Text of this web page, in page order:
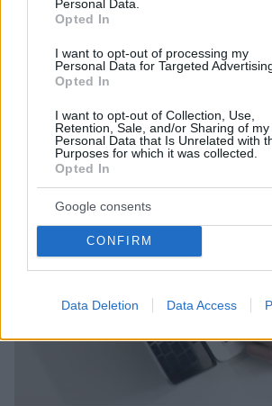
Personal Data.
Opted In
I want to opt-out of processing my
Personal Data for Targeted
Opted In
I want to opt-out of Collection, Use,
Retention, Sale, and/or Sharing of my
Personal Data that Is Unrelated with
Purposes for which it was collected.
Opted In
Google consents
CONFIRM
Data Deletion Data Access